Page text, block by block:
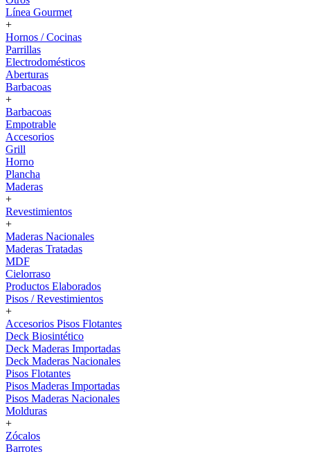
Línea Gourmet
+
Hornos / Cocinas
Parrillas
Electrodomésticos
Aberturas
Barbacoas
+
Barbacoas
Empotrable
Accesorios
Grill
Horno
Plancha
Maderas
+
Revestimientos
+
Maderas Nacionales
Maderas Tratadas
MDF
Cielorraso
Productos Elaborados
Pisos / Revestimientos
+
Accesorios Pisos Flotantes
Deck Biosintético
Deck Maderas Importadas
Deck Maderas Nacionales
Pisos Flotantes
Pisos Maderas Importadas
Pisos Maderas Nacionales
Molduras
+
Zócalos
Barrotes